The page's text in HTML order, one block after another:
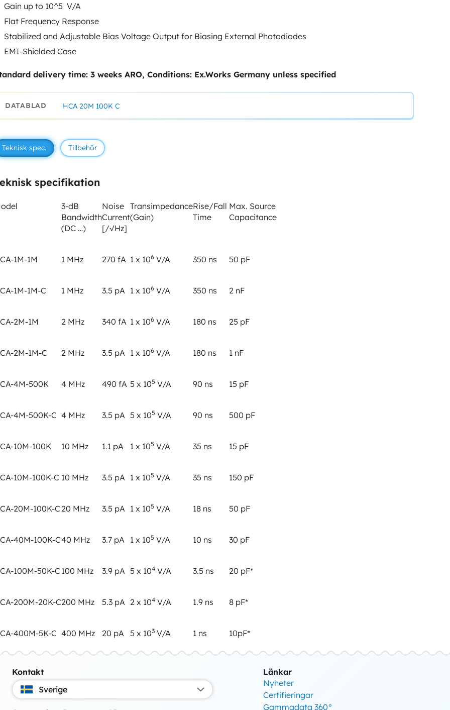
Gain up to 10^5 V/A
Flat Frequency Response
Stabilized and Adjustable Bias Voltage Output for Biasing External Photodiodes
EMI-Shielded Case
delivery time: 3 weeks ARO, Conditions: Ex.Works Germany unless specified
DATABLAD HCA 20M 100K C
Teknisk spec. Tillbehör
specifikation
3-dB
Bandwidth
(DC …)
Noise
Current
[/√Hz]
Transimpedance
(Gain)
Rise/Fall
Time
Max. Source
Capacitance
1M-1M 1 MHz 270 fA 1 x 106 V/A 350 ns 50 pF
1M-1M-C 1 MHz 3.5 pA 1 x 106 V/A 350 ns 2 nF
2M-1M 2 MHz 340 fA 1 x 106 V/A 180 ns 25 pF
2M-1M-C 2 MHz 3.5 pA 1 x 106 V/A 180 ns 1 nF
4M-500K 4 MHz 490 fA 5 x 105 V/A 90 ns 15 pF
4M-500K-C 4 MHz 3.5 pA 5 x 105 V/A 90 ns 500 pF
10M-100K 10 MHz 1.1 pA 1 x 105 V/A 35 ns 15 pF
10M-100K-C 10 MHz 3.5 pA 1 x 105 V/A 35 ns 150 pF
20M-100K-C 20 MHz 3.5 pA 1 x 105 V/A 18 ns 50 pF
40M-100K-C40 MHz 3.7 pA 1 x 105 V/A 10 ns 30 pF
100M-50K-C 100 MHz 3.9 pA 5 x 104 V/A 3.5 ns 20 pF*
200M-20K-C200 MHz 5.3 pA 2 x 104 V/A 1.9 ns 8 pF*
400M-5K-C 400 MHz 20 pA 5 x 103 V/A 1 ns 10pF*
Kontakt
Sverige
Länkar
Nyheter
Certifieringar
Gammadata 360°